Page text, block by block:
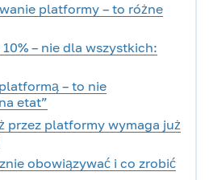
platformy – to różne
– nie dla wszystkich:
– to nie
etat”
przez platformy wymaga już
obowiązywać i co zrobić